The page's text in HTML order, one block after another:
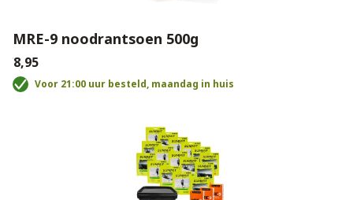
MRE-9 noodrantsoen 500g
€8,95
Voor 21:00 uur besteld, maandag in huis